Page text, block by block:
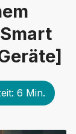
6 Min.